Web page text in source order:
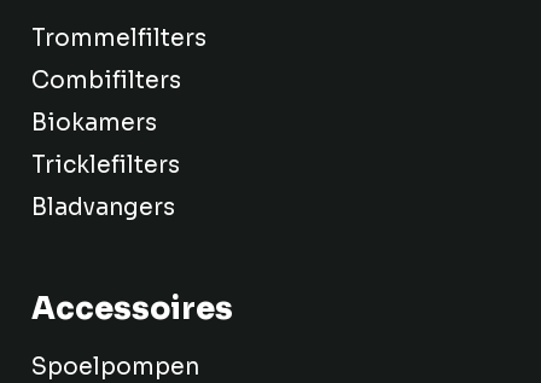
Trommelfilters
Combifilters
Biokamers
Tricklefilters
Bladvangers
Accessoires
Spoelpompen